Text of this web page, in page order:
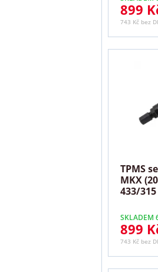
899
743 Kč bez
TPMS
MKX
433/
SKLADEM
899
743 Kč bez